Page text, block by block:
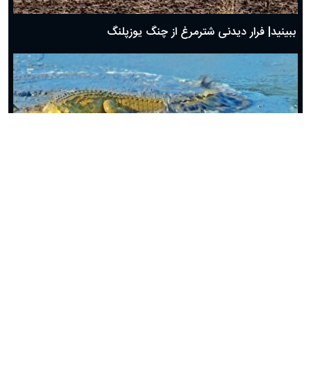
ببینید| فرار دیدنی شترمرغ از چنگ یوزپلنگ